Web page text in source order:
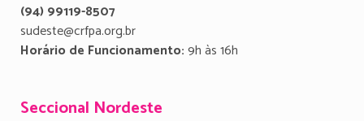
(94) 99119-8507
sudeste@crfpa.org.br
Horário de Funcionamento:9h às 16h
Seccional Nordeste